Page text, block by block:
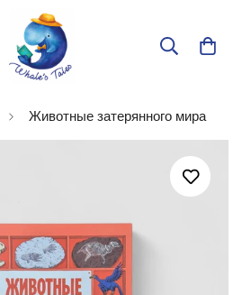
Животные затерянного мира